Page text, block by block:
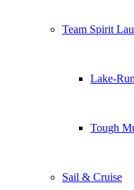
Team Spirit
Lake-Run
Tough
Sail & Cruise